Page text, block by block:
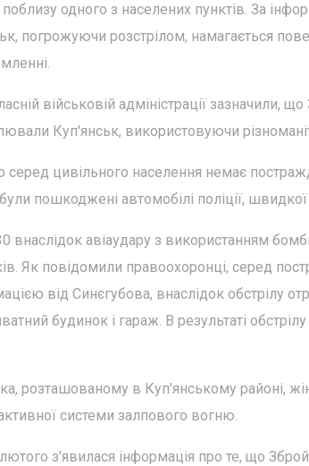
поблизу одного з населених пунктів. За
погрожуючи розстрілом, намагається
військовій адміністрації зазначили,
Куп'янськ, використовуючи
серед цивільного населення немає
пошкоджені автомобілі поліції,
внаслідок авіаудару з використанням
Як повідомили правоохоронці, серед
від Синєгубова, внаслідок обстрілу
будинок і гараж. В результаті
розташованому в Куп'янському районі,
системи залпового вогню.
з'явилася інформація про те, що